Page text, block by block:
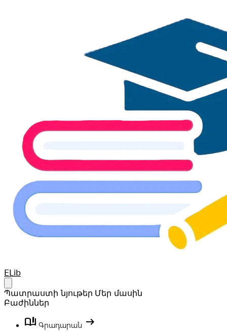
Your Company
ELib
Պատրաստի նյութեր Մեր մասին
Բաժիններ
book_ribbon Գրադարան arrow_right_alt